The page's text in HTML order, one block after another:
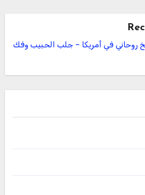
في أمريكا – جلب الحبيب وفك